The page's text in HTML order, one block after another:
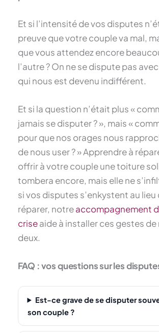
Et si l’intensité de vos disputes
preuve que votre couple va mal,
que vous attendez encore
l’autre ? On ne se dispute pas
qui nous est devenu indifférent.
Et si la question n’était plus «
jamais se disputer ? », mais «
pour que nos orages nous
de nous user ? » Apprendre à
offrir à votre couple une toiture
tombera encore, mais elle ne
si vos disputes s’enkystent au lieu
réparer, notreaccompagnement
criseaide à installer ces gestes de
deux.
FAQ : vos questions sur les
Est-ce grave de se disputer
son couple ?